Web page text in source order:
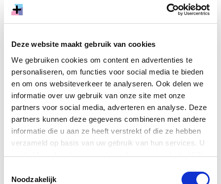
Deze website maakt gebruik van cookies
We gebruiken cookies om content en advertenties te
personaliseren, om functies voor social media te bieden
en om ons websiteverkeer te analyseren. Ook delen we
informatie over uw gebruik van onze site met onze
partners voor social media, adverteren en analyse. Deze
partners kunnen deze gegevens combineren met andere
informatie die u aan ze heeft verstrekt of die ze hebben
verzameld op basis van uw gebruik van hun services. U
gaat akkoord met onze cookies als u onze website blijft
Noodzakelijk
verschillende kunstenaars te praten
krijgen op je proces